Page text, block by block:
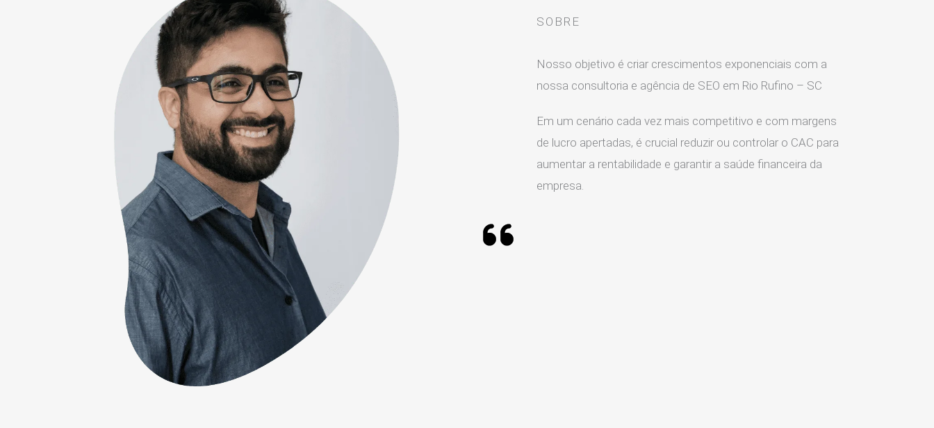
SOBRE
Nosso objetivo é criar crescimentos exponenciais com a
nossa consultoria e agência de SEO em Rio Rufino – SC
Em um cenário cada vez mais competitivo e com margens
de lucro apertadas, é crucial reduzir ou controlar o CAC para
aumentar a rentabilidade e garantir a saúde financeira da
empresa.